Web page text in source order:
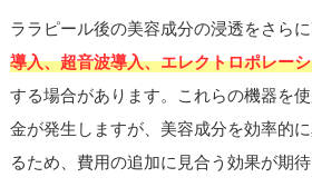
ララピール後の美容成分の浸透をさらに
導入、超音波導入、エレクトロポレー
する場合があります。これらの機器を
金が発生しますが、美容成分を効率的
るため、費用の追加に見合う効果が期待